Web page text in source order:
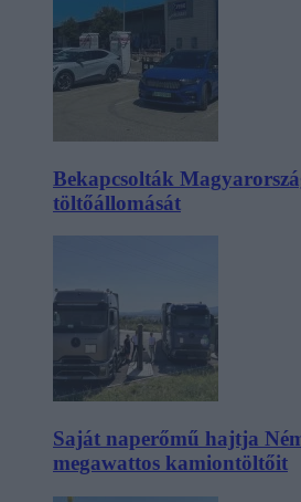
Bekapcsolták
töltőállomását
Saját naperőmű hajtja
megawattos kamiontöltőit